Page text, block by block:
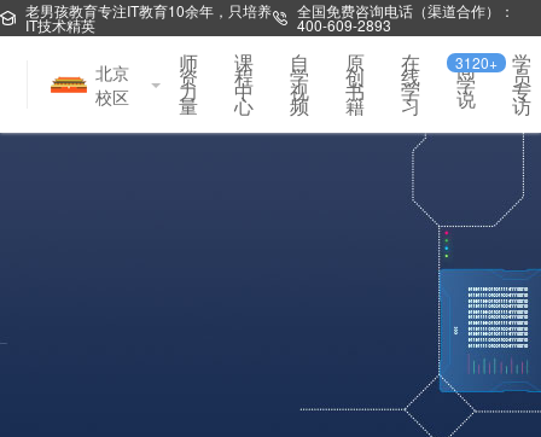
老男孩教育专注IT教育10余年，只培养
IT技术精英
全国免费咨询电话（渠道合作）：
400-609-2893
北京
校区
师
资
力
量
课
程
中
心
自
学
视
频
原
创
书
籍
在
线
学
习
同
学
说
3120+ 学
员
专
访